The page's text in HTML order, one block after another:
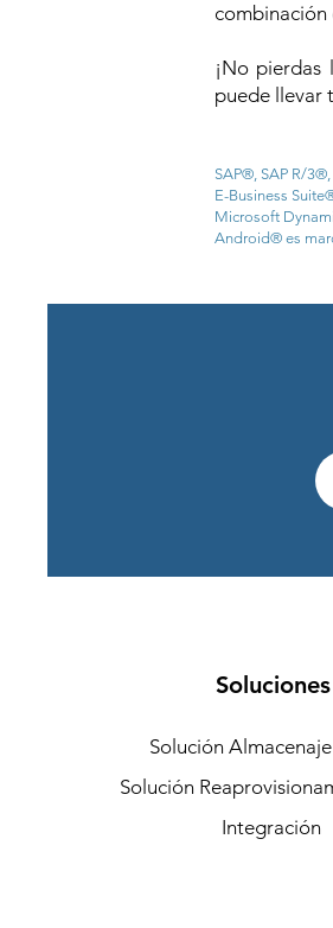
combinación
¡No
puede llevar
SAP®, SAP R/
E-Business
Microsoft
Android® es
Soluciones
Solución
Solución
Integración